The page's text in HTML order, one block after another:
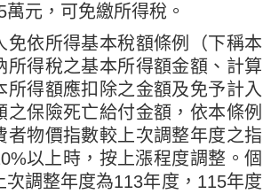
元，可免繳所得稅。
免依所得基本稅額條例（下稱本
所得稅之基本所得額金額、計算
所得額應扣除之金額及免予計入
之保險死亡給付金額，依本條例
者物價指數較上次調整年度之指
以上時，按上漲程度調整。個
次調整年度為113年度，115年度